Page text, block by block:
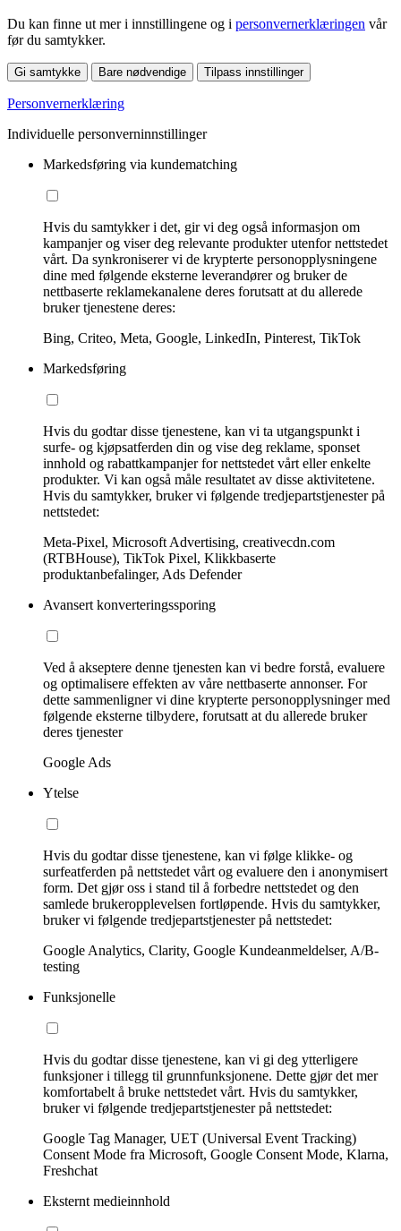
Du kan finne ut mer i innstillingene og i personvernerklæringen vår
før du samtykker.
Gi samtykke Bare nødvendige Tilpass innstillinger
Personvernerklæring
Individuelle personverninnstillinger
Markedsføring via kundematching
Hvis du samtykker i det, gir vi deg også informasjon om
kampanjer og viser deg relevante produkter utenfor nettstedet
vårt. Da synkroniserer vi de krypterte personopplysningene
dine med følgende eksterne leverandører og bruker de
nettbaserte reklamekanalene deres forutsatt at du allerede
bruker tjenestene deres:
Bing, Criteo, Meta, Google, LinkedIn, Pinterest, TikTok
Markedsføring
Hvis du godtar disse tjenestene, kan vi ta utgangspunkt i
surfe- og kjøpsatferden din og vise deg reklame, sponset
innhold og rabattkampanjer for nettstedet vårt eller enkelte
produkter. Vi kan også måle resultatet av disse aktivitetene.
Hvis du samtykker, bruker vi følgende tredjepartstjenester på
nettstedet:
Meta-Pixel, Microsoft Advertising, creativecdn.com
(RTBHouse), TikTok Pixel, Klikkbaserte
produktanbefalinger, Ads Defender
Avansert konverteringssporing
Ved å akseptere denne tjenesten kan vi bedre forstå, evaluere
og optimalisere effekten av våre nettbaserte annonser. For
dette sammenligner vi dine krypterte personopplysninger med
følgende eksterne tilbydere, forutsatt at du allerede bruker
deres tjenester
Google Ads
Ytelse
Hvis du godtar disse tjenestene, kan vi følge klikke- og
surfeatferden på nettstedet vårt og evaluere den i anonymisert
form. Det gjør oss i stand til å forbedre nettstedet og den
samlede brukeropplevelsen fortløpende. Hvis du samtykker,
bruker vi følgende tredjepartstjenester på nettstedet:
Google Analytics, Clarity, Google Kundeanmeldelser, A/B-
testing
Funksjonelle
Hvis du godtar disse tjenestene, kan vi gi deg ytterligere
funksjoner i tillegg til grunnfunksjonene. Dette gjør det mer
komfortabelt å bruke nettstedet vårt. Hvis du samtykker,
bruker vi følgende tredjepartstjenester på nettstedet:
Google Tag Manager, UET (Universal Event Tracking)
Consent Mode fra Microsoft, Google Consent Mode, Klarna,
Freshchat
Eksternt medieinnhold